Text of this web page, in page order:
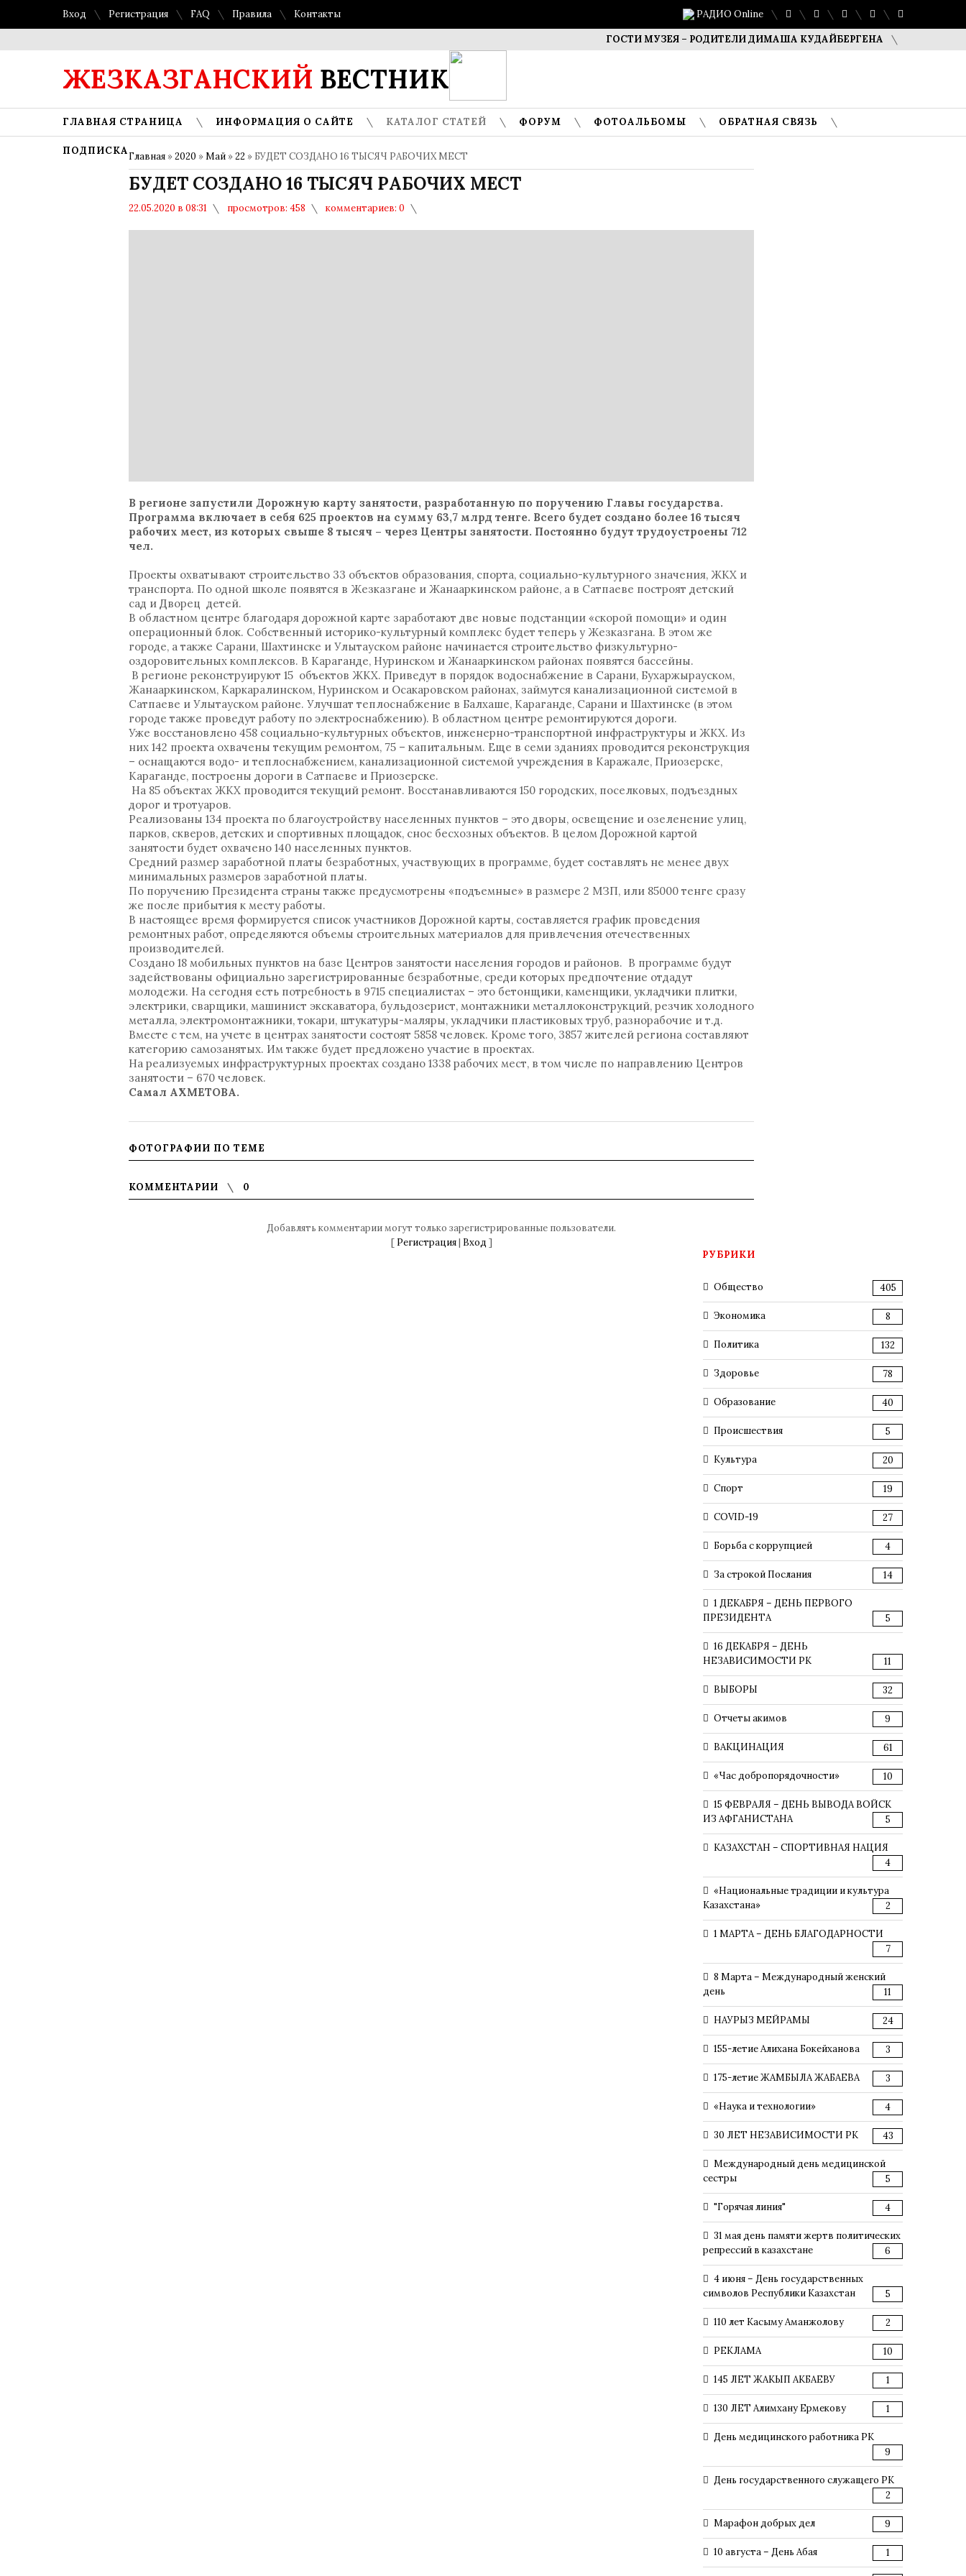
Вход Регистрация FAQ Правила Контакты РАДИО Online
ГОСТИ МУЗЕЯ – РОДИТЕЛИ ДИМАША КУДАЙБЕРГЕНА САФУАН
ЖЕЗКАЗГАНСКИЙ ВЕСТНИК
ГЛАВНАЯ СТРАНИЦА ИНФОРМАЦИЯ О САЙТЕ КАТАЛОГ СТАТЕЙ ФОРУМ ФОТОАЛЬБОМЫ ОБРАТНАЯ СВЯЗЬ
ПОДПИСКАГлавная »2020 »Май »22 » БУДЕТ СОЗДАНО 16 ТЫСЯЧ РАБОЧИХ МЕСТ
БУДЕТ СОЗДАНО 16 ТЫСЯЧ РАБОЧИХ МЕСТ
22.05.2020 в 08:31 просмотров: 458 комментариев: 0
В регионе запустили Дорожную карту занятости, разработанную по поручению Главы государства.
Программа включает в себя 625 проектов на сумму 63,7 млрд тенге. Всего будет создано более 16 тысяч
рабочих мест, из которых свыше 8 тысяч – через Центры занятости. Постоянно будут трудоустроены 712
чел.
Проекты охватывают строительство 33 объектов образования, спорта, социально-культурного значения, ЖКХ и
транспорта. По одной школе появятся в Жезказгане и Жанааркинском районе, а в Сатпаеве построят детский
сад и Дворец детей.
В областном центре благодаря дорожной карте заработают две новые подстанции «скорой помощи» и один
операционный блок. Собственный историко-культурный комплекс будет теперь у Жезказгана. В этом же
городе, а также Сарани, Шахтинске и Улытауском районе начинается строительство физкультурно-
оздоровительных комплексов. В Караганде, Нуринском и Жанааркинском районах появятся бассейны.
В регионе реконструируют 15 объектов ЖКХ. Приведут в порядок водоснабжение в Сарани, Бухаржырауском,
Жанааркинском, Каркаралинском, Нуринском и Осакаровском районах, займутся канализационной системой в
Сатпаеве и Улытауском районе. Улучшат теплоснабжение в Балхаше, Караганде, Сарани и Шахтинске (в этом
городе также проведут работу по электроснабжению). В областном центре ремонтируются дороги.
Уже восстановлено 458 социально-культурных объектов, инженерно-транспортной инфраструктуры и ЖКХ. Из
них 142 проекта охвачены текущим ремонтом, 75 – капитальным. Еще в семи зданиях проводится реконструкция
– оснащаются водо- и теплоснабжением, канализационной системой учреждения в Каражале, Приозерске,
Караганде, построены дороги в Сатпаеве и Приозерске.
На 85 объектах ЖКХ проводится текущий ремонт. Восстанавливаются 150 городских, поселковых, подъездных
дорог и тротуаров.
Реализованы 134 проекта по благоустройству населенных пунктов – это дворы, освещение и озеленение улиц,
парков, скверов, детских и спортивных площадок, снос бесхозных объектов. В целом Дорожной картой
занятости будет охвачено 140 населенных пунктов.
Средний размер заработной платы безработных, участвующих в программе, будет составлять не менее двух
минимальных размеров заработной платы.
По поручению Президента страны также предусмотрены «подъемные» в размере 2 МЗП, или 85000 тенге сразу
же после прибытия к месту работы.
В настоящее время формируется список участников Дорожной карты, составляется график проведения
ремонтных работ, определяются объемы строительных материалов для привлечения отечественных
производителей.
Создано 18 мобильных пунктов на базе Центров занятости населения городов и районов. В программе будут
задействованы официально зарегистрированные безработные, среди которых предпочтение отдадут
молодежи. На сегодня есть потребность в 9715 специалистах – это бетонщики, каменщики, укладчики плитки,
электрики, сварщики, машинист экскаватора, бульдозерист, монтажники металлоконструкций, резчик холодного
металла, электромонтажники, токари, штукатуры-маляры, укладчики пластиковых труб, разнорабочие и т.д.
Вместе с тем, на учете в центрах занятости состоят 5858 человек. Кроме того, 3857 жителей региона составляют
категорию самозанятых. Им также будет предложено участие в проектах.
На реализуемых инфраструктурных проектах создано 1338 рабочих мест, в том числе по направлению Центров
занятости – 670 человек.
Самал АХМЕТОВА.
ФОТОГРАФИИ ПО ТЕМЕ
КОММЕНТАРИИ 0
Добавлять комментарии могут только зарегистрированные пользователи.
[ Регистрация| Вход ]
РУБРИКИ
Общество 405
Экономика 8
Политика 132
Здоровье 78
Образование 40
Происшествия 5
Культура 20
Спорт 19
COVID-19 27
Борьба с коррупцией 4
За строкой Послания 14
1 ДЕКАБРЯ – ДЕНЬ ПЕРВОГО
ПРЕЗИДЕНТА
5
16 ДЕКАБРЯ – ДЕНЬ
НЕЗАВИСИМОСТИ РК
11
ВЫБОРЫ 32
Отчеты акимов 9
ВАКЦИНАЦИЯ 61
«Час добропорядочности» 10
15 ФЕВРАЛЯ – ДЕНЬ ВЫВОДА ВОЙСК
ИЗ АФГАНИСТАНА
5
КАЗАХСТАН – СПОРТИВНАЯ НАЦИЯ
4
«Национальные традиции и культура
Казахстана»
2
1 МАРТА – ДЕНЬ БЛАГОДАРНОСТИ
7
8 Марта – Международный женский
день
11
НАУРЫЗ МЕЙРАМЫ 24
155-летие Алихана Бокейханова 3
175-летие ЖАМБЫЛА ЖАБАЕВА 3
«Наука и технологии» 4
30 ЛЕТ НЕЗАВИСИМОСТИ РК 43
Международный день медицинской
сестры
5
"Горячая линия" 4
31 мая день памяти жертв политических
репрессий в казахстане
6
4 июня – День государственных
символов Республики Казахстан
5
110 лет Касыму Аманжолову 2
РЕКЛАМА 10
145 ЛЕТ ЖАКЫП АКБАЕВУ 1
130 ЛЕТ Алимхану Ермекову 1
День медицинского работника РК
9
День государственного служащего РК
2
Марафон добрых дел 9
10 августа – День Абая 1